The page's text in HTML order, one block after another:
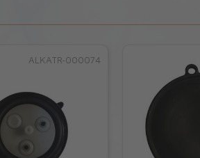
ALKATR-000074